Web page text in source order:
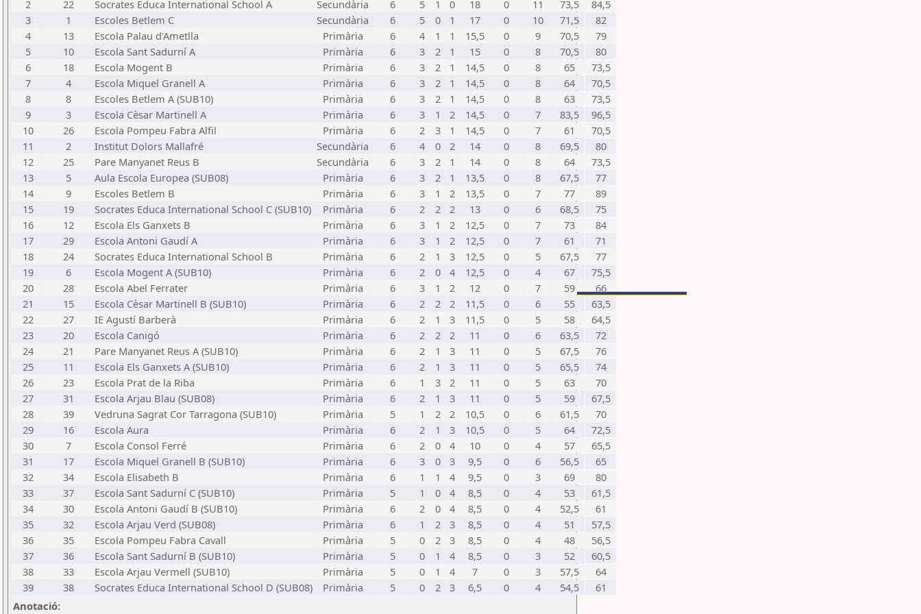
2
22 Socrates Educa International School A Secundària 6 5 1 0 18 0 11 73,5
84,5
3
1 Escoles Betlem C Secundària 6 5 0 1 17 0 10 71,5
82
4
13 Escola Palau d'Ametlla Primària 6 4 1 1 15,5 0 9 70,5
79
5
10 Escola Sant Sadurní A Primària 6 3 2 1 15 0 8 70,5
80
6
18 Escola Mogent B Primària 6 3 2 1 14,5 0 8 65
73,5
7
4 Escola Miquel Granell A Primària 6 3 2 1 14,5 0 8 64
70,5
8
8 Escoles Betlem A (SUB10) Primària 6 3 2 1 14,5 0 8 63
73,5
9
3 Escola Cèsar Martinell A Primària 6 3 1 2 14,5 0 7 83,5
96,5
10
26 Escola Pompeu Fabra Alfil Primària 6 2 3 1 14,5 0 7 61
70,5
11
2 Institut Dolors Mallafré Secundària 6 4 0 2 14 0 8 69,5
80
12
25 Pare Manyanet Reus B Secundària 6 3 2 1 14 0 8 64
73,5
13
5 Aula Escola Europea (SUB08) Primària 6 3 2 1 13,5 0 8 67,5
77
14
9 Escoles Betlem B Primària 6 3 1 2 13,5 0 7 77
89
15
19 Socrates Educa International School C (SUB10) Primària 6 2 2 2 13 0 6 68,5
75
16
12 Escola Els Ganxets B Primària 6 3 1 2 12,5 0 7 73
84
17
29 Escola Antoni Gaudí A Primària 6 3 1 2 12,5 0 7 61
71
18
24 Socrates Educa International School B Primària 6 2 1 3 12,5 0 5 67,5
77
19
6 Escola Mogent A (SUB10) Primària 6 2 0 4 12,5 0 4 67
75,5
20
28 Escola Abel Ferrater Primària 6 3 1 2 12 0 7 59
66
21
15 Escola Cèsar Martinell B (SUB10) Primària 6 2 2 2 11,5 0 6 55
63,5
22
27 IE Agustí Barberà Primària 6 2 1 3 11,5 0 5 58
64,5
23
20 Escola Canigó Primària 6 2 2 2 11 0 6 63,5
72
24
21 Pare Manyanet Reus A (SUB10) Primària 6 2 1 3 11 0 5 67,5
76
25
11 Escola Els Ganxets A (SUB10) Primària 6 2 1 3 11 0 5 65,5
74
26
23 Escola Prat de la Riba Primària 6 1 3 2 11 0 5 63
70
27
31 Escola Arjau Blau (SUB08) Primària 6 2 1 3 11 0 5 59
67,5
28
39 Vedruna Sagrat Cor Tarragona (SUB10) Primària 5 1 2 2 10,5 0 6 61,5
70
29
16 Escola Aura Primària 6 2 1 3 10,5 0 5 64
72,5
30
7 Escola Consol Ferré Primària 6 2 0 4 10 0 4 57
65,5
31
17 Escola Miquel Granell B (SUB10) Primària 6 3 0 3 9,5 0 6 56,5
65
32
34 Escola Elisabeth B Primària 6 1 1 4 9,5 0 3 69
80
33
37 Escola Sant Sadurní C (SUB10) Primària 5 1 0 4 8,5 0 4 53
61,5
34
30 Escola Antoni Gaudí B (SUB10) Primària 6 2 0 4 8,5 0 4 52,5
61
35
32 Escola Arjau Verd (SUB08) Primària 6 1 2 3 8,5 0 4 51
57,5
36
35 Escola Pompeu Fabra Cavall Primària 5 0 2 3 8,5 0 4 48
56,5
37
36 Escola Sant Sadurní B (SUB10) Primària 5 0 1 4 8,5 0 3 52
60,5
38
33 Escola Arjau Vermell (SUB10) Primària 5 0 1 4 7 0 3 57,5
64
39
38 Socrates Educa International School D (SUB08) Primària 5 0 2 3 6,5 0 4 54,5
61
Anotació: